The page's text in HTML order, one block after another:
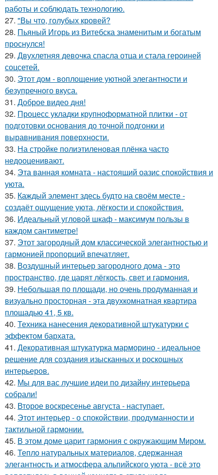
работы и соблюдать технологию.
27. "Вы что, голубых кровей?
28. Пьяный Игорь из Витебска знаменитым и богатым
проснулся!
29. Двухлетняя девочка спасла отца и стала героиней
соцсетей.
30. Этот дом - воплощение уютной элегантности и
безупречного вкуса.
31. Доброе видео дня!
32. Процесс укладки крупноформатной плитки - от
подготовки основания до точной подгонки и
выравнивания поверхности.
33. На стройке полиэтиленовая плёнка часто
недооценивают.
34. Эта ванная комната - настоящий оазис спокойствия и
уюта.
35. Каждый элемент здесь будто на своём месте -
создаёт ощущение уюта, лёгкости и спокойствия.
36. Идеальный угловой шкаф - максимум пользы в
каждом сантиметре!
37. Этот загородный дом классической элегантностью и
гармонией пропорций впечатляет.
38. Воздушный интерьер загородного дома - это
пространство, где царят лёгкость, свет и гармония.
39. Небольшая по площади, но очень продуманная и
визуально просторная - эта двухкомнатная квартира
площадью 41, 5 кв.
40. Техника нанесения декоративной штукатурки с
эффектом бархата.
41. Декоративная штукатурка марморино - идеальное
решение для создания изысканных и роскошных
интерьеров.
42. Мы для вас лучшие идеи по дизайну интерьера
собрали!
43. Второе воскресенье августа - наступает.
44. Этот интерьер - о спокойствии, продуманности и
тактильной гармонии.
45. В этом доме царит гармония с окружающим Миром.
46. Тепло натуральных материалов, сдержанная
элегантность и атмосфера альпийского уюта - всё это